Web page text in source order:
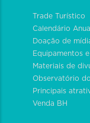
Trade Turístico
Calendário
Doação de
Equipamentos
Materiais de
Observatório
Principais
Venda BH